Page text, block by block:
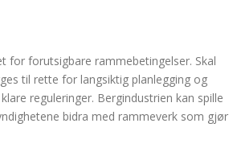
for forutsigbare rammebetingelser. Skal
til rette for langsiktig planlegging og
reguleringer. Bergindustrien kan spille
bidra med rammeverk som gjør